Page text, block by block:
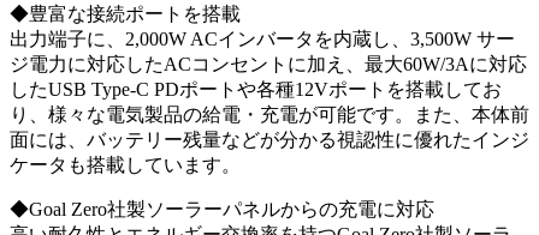
◆豊富な接続ポートを搭載
出力端子に、2,000W ACインバータを内蔵し、3,500W サー
ジ電力に対応したACコンセントに加え、最大60W/3Aに対応
したUSB Type-C PDポートや各種12Vポートを搭載してお
り、様々な電気製品の給電・充電が可能です。また、本体前
面には、バッテリー残量などが分かる視認性に優れたインジ
ケータも搭載しています。
◆Goal Zero社製ソーラーパネルからの充電に対応